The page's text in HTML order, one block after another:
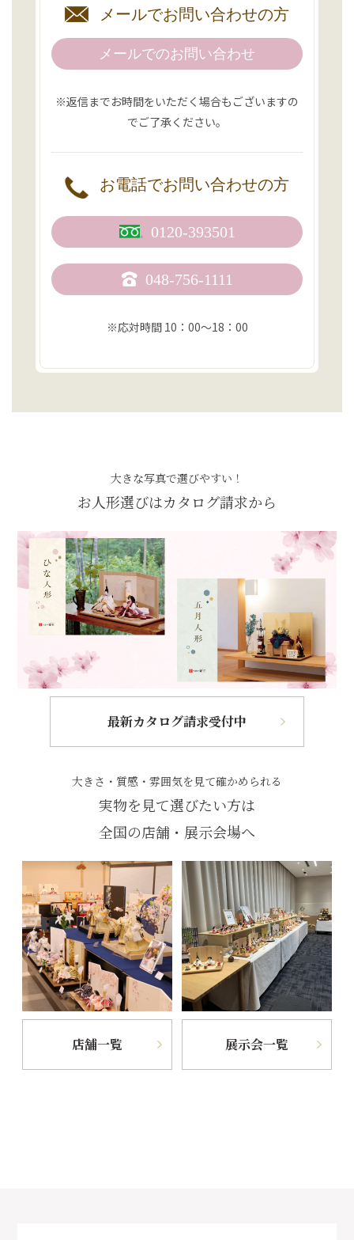
メールでお問い合わせの方
メールでのお問い合わせ
※返信までお時間をいただく場合もございますの
でご了承ください。
お電話でお問い合わせの方
0120-393501
048-756-1111
※応対時間 10：00〜18：00
大きな写真で選びやすい！
お人形選びはカタログ請求から
最新カタログ請求受付中
大きさ・質感・雰囲気を見て確かめられる
実物を見て選びたい方は
全国の店舗・展示会場へ
店舗一覧 展示会一覧